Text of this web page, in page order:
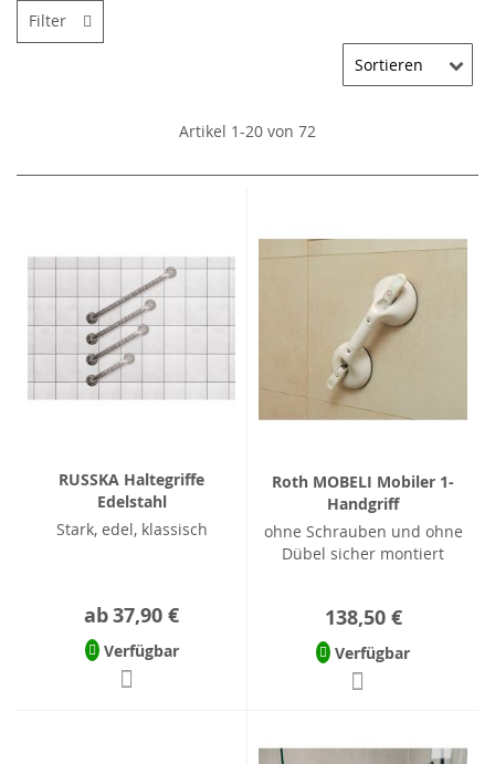
Artikel 1-20 von 72
RUSSKA Haltegriffe
Edelstahl
Stark, edel, klassisch
ab37,90 €
Verfügbar
Roth MOBELI Mobiler 1-
Handgriff
ohne Schrauben und ohne
Dübel sicher montiert
138,50 €
Verfügbar
Filter